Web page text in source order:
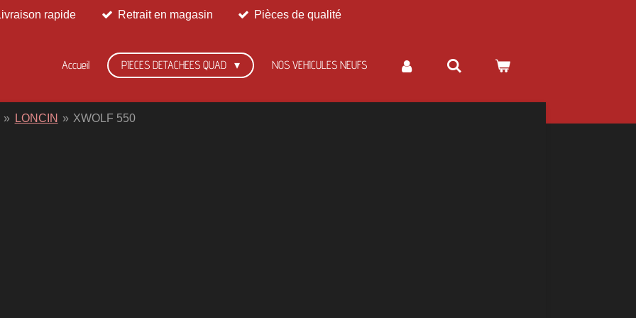
rapide Retrait en magasin Pièces de qualité
Accueil PIECES DETACHEES QUAD NOS VEHICULES NEUFS
» LONCIN » XWOLF 550